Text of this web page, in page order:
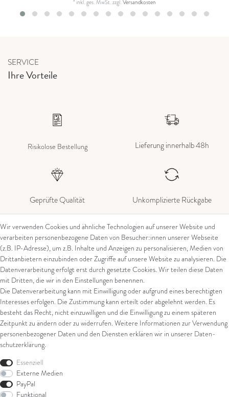
* inkl. ges. MwSt.zzgl.Versandkosten
SERVICE
Ihre Vorteile
Risikolose Bestellung Lieferung innerhalb 48h
Geprüfte Qualität Unkomplizierte Rückgabe
Kontakt
Kontaktformular
Über uns
Juwelier Walter Linschmann e. K.
Eiserntalstr. 39
57080 Siegen
Tel: 0049 (0) 271 / 38 20 11
E-Mail: verkauf@linschmann.de
Rechtliches
AGB
Impressum
Datenschutz
Widerrufsrecht
Widerrufsformular
Wir verwenden Cookies und ähnliche Technologien auf unserer Website und
verarbeiten personenbezogene Daten von Besucher:innen unserer Webseite
(z.B. IP-Adresse), um z.B. Inhalte und Anzeigen zu personalisieren, Medien von
Drittanbietern einzubinden oder Zugriffe auf unsere Website zu analysieren. Die
Datenverarbeitung erfolgt erst durch gesetzte Cookies. Wir teilen diese Daten
mit Dritten, die wir in den Einstellungen benennen.
Die Datenverarbeitung kann mit Einwilligung oder aufgrund eines berechtigten
Interesses erfolgen. Die Zustimmung kann erteilt oder abgelehnt werden. Es
besteht das Recht, nicht einzuwilligen und die Einwilligung zu einem späteren
Zeitpunkt zu ändern oder zu widerrufen. Weitere Informationen zur Verwendung
personenbezogener Daten und den Diensten erklären wir in unserer Daten­
schutz­erklärung.
Essenziell
Externe Medien
PayPal
Funktional